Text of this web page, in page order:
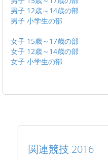
男子 12歳～14歳の部
男子 小学生の部
女子 15歳～17歳の部
女子 12歳～14歳の部
女子 小学生の部
関連競技 2016